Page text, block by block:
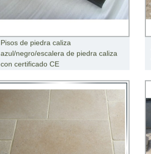
Pisos de piedra caliza
azul/negro/escalera de piedra caliza
con certificado CE